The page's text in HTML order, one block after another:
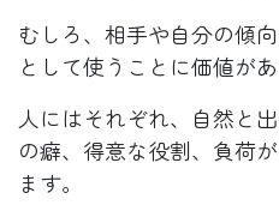
むしろ、相手や自分の傾
として使うことに価値があ
人にはそれぞれ、自然と
の癖、得意な役割、負荷
ます。